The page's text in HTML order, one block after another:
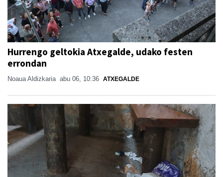
Hurrengo geltokia Atxegalde, udako festen
errondan
Noaua Aldizkaria abu 06, 10:36 ATXEGALDE